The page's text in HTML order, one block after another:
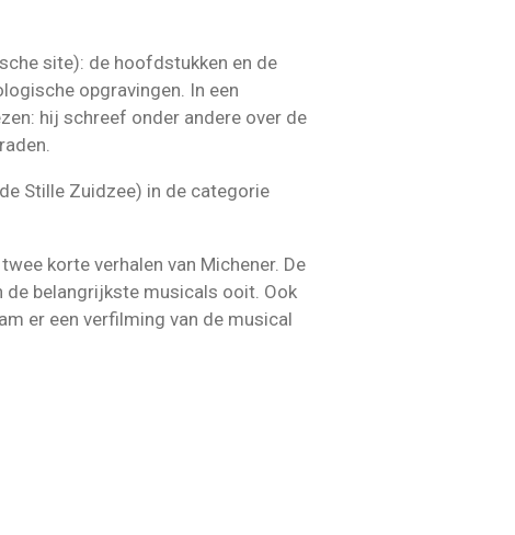
site): de hoofdstukken en de
opgravingen. In een
hij schreef onder andere over de
Stille Zuidzee) in de categorie
korte verhalen van Michener. De
de belangrijkste musicals ooit. Ook
er een verfilming van de musical